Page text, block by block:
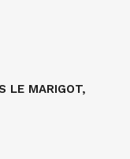
LE MARIGOT,